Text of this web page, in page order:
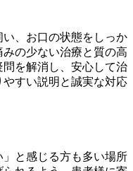
、お口の状態をしっか
の少ない治療と質の高
を解消し、安心して治
すい説明と誠実な対応
と感じる方も多い場所